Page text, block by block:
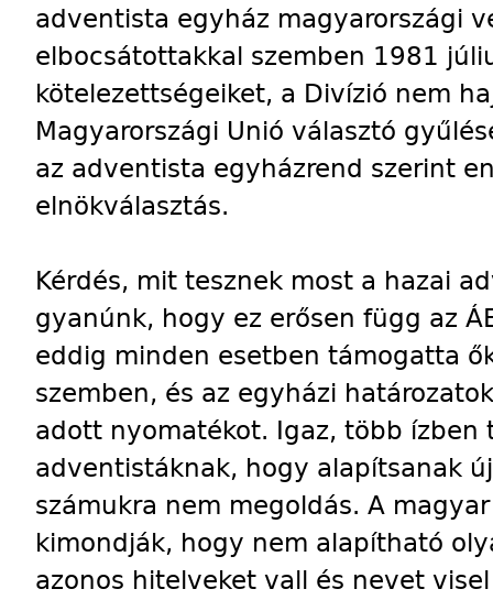
adventista egyház magyarországi
elbocsátottakkal szemben 1981
kötelezettségeiket, a Divízió nem
Magyarországi Unió választó
az adventista egyházrend szerint
elnökválasztás.
Kérdés, mit tesznek most a hazai
gyanúnk, hogy ez erősen függ az
eddig minden esetben támogatta
szemben, és az egyházi
adott nyomatékot. Igaz, több ízben
adventistáknak, hogy alapítsanak
számukra nem megoldás. A
kimondják, hogy nem alapítható
azonos hitelveket vall és nevet